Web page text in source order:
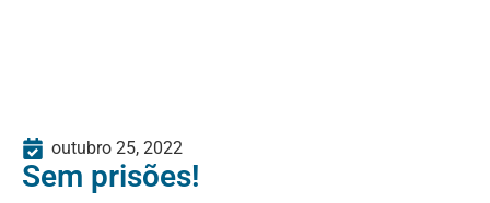
outubro 25, 2022
Sem prisões!